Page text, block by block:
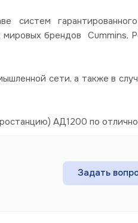
гарантированного
мировых брендов Cummins,
сети, а также в
АД1200 по
Задать